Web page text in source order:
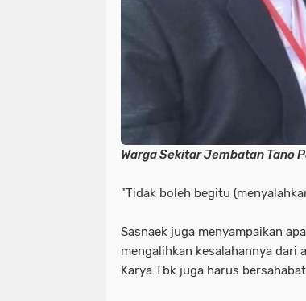
Warga Sekitar Jembatan Tano
"Tidak boleh begitu
Sasnaek juga menyampaikan
mengalihkan kesalahannya dari
Karya Tbk juga harus